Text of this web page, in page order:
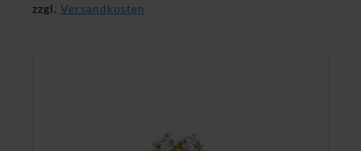
zzgl. Versandkosten